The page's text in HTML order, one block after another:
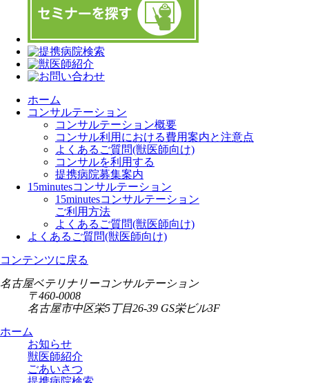
ホーム
コンサルテーション
コンサルテーション概要
コンサル利用における費用案内と注意点
よくあるご質問(獣医師向け)
コンサルを利用する
提携病院募集案内
15minutesコンサルテーション
15minutesコンサルテーション
ご利用方法
よくあるご質問(獣医師向け)
よくあるご質問(獣医師向け)
コンテンツに戻る
名古屋ベテリナリーコンサルテーション
〒460-0008
名古屋市中区栄5丁目26-39 GS栄ビル3F
ホーム
お知らせ
獣医師紹介
ごあいさつ